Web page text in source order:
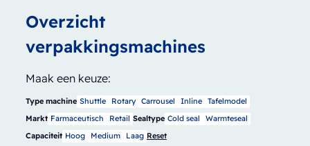
Overzicht
verpakkingsmachines
Maak een keuze:
Type machine Shuttle Rotary Carrousel Inline Tafelmodel
Markt Farmaceutisch Retail Sealtype Cold seal
Warmteseal
Capaciteit Hoog Medium Laag Reset